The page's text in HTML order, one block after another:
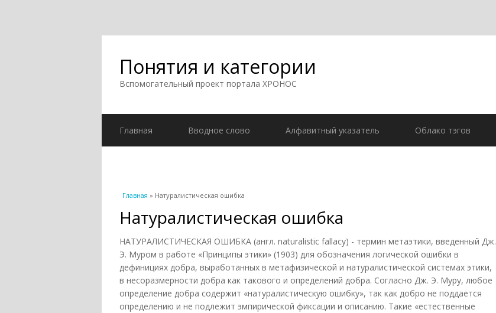
Понятия и категории
Вспомогательный проект портала ХРОНОС
Главная Вводное слово Алфавитный указатель Облако тэгов
Вы здесь
Главная » Натуралистическая ошибка
Натуралистическая ошибка
НАТУРАЛИСТИЧЕСКАЯ ОШИБКА (англ. naturalistic fallacy) - термин метаэтики, введенный Дж.
Э. Муром в работе «Принципы этики» (1903) для обозначения логической ошибки в
дефинициях добра, выработанных в метафизической и натуралистической системах этики,
в несоразмерности добра как такового и определений добра. Согласно Дж. Э. Муру, любое
определение добра содержит «натуралистическую ошибку», так как добро не поддается
определению и не подлежит эмпирической фиксации и описанию. Такие «естественные